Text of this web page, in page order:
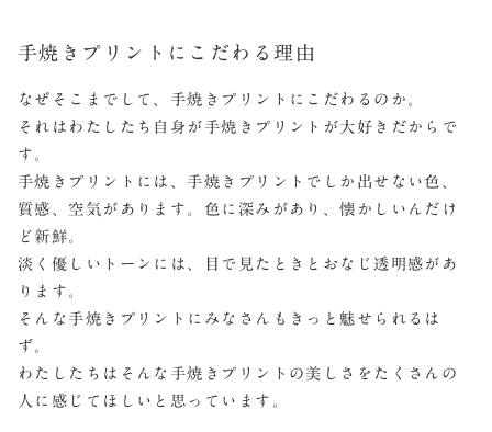
手焼きプリントにこだわる理由
なぜそこまでして、手焼きプリントにこだわるのか。
それはわたしたち自身が手焼きプリントが大好きだからで
す。
手焼きプリントには、手焼きプリントでしか出せない色、
質感、空気があります。色に深みがあり、懐かしいんだけ
ど新鮮。
淡く優しいトーンには、目で見たときとおなじ透明感があ
ります。
そんな手焼きプリントにみなさんもきっと魅せられるは
ず。
わたしたちはそんな手焼きプリントの美しさをたくさんの
人に感じてほしいと思っています。